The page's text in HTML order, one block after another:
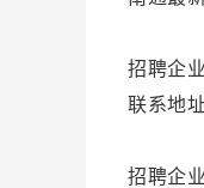
招聘企业
联系地
招聘企业